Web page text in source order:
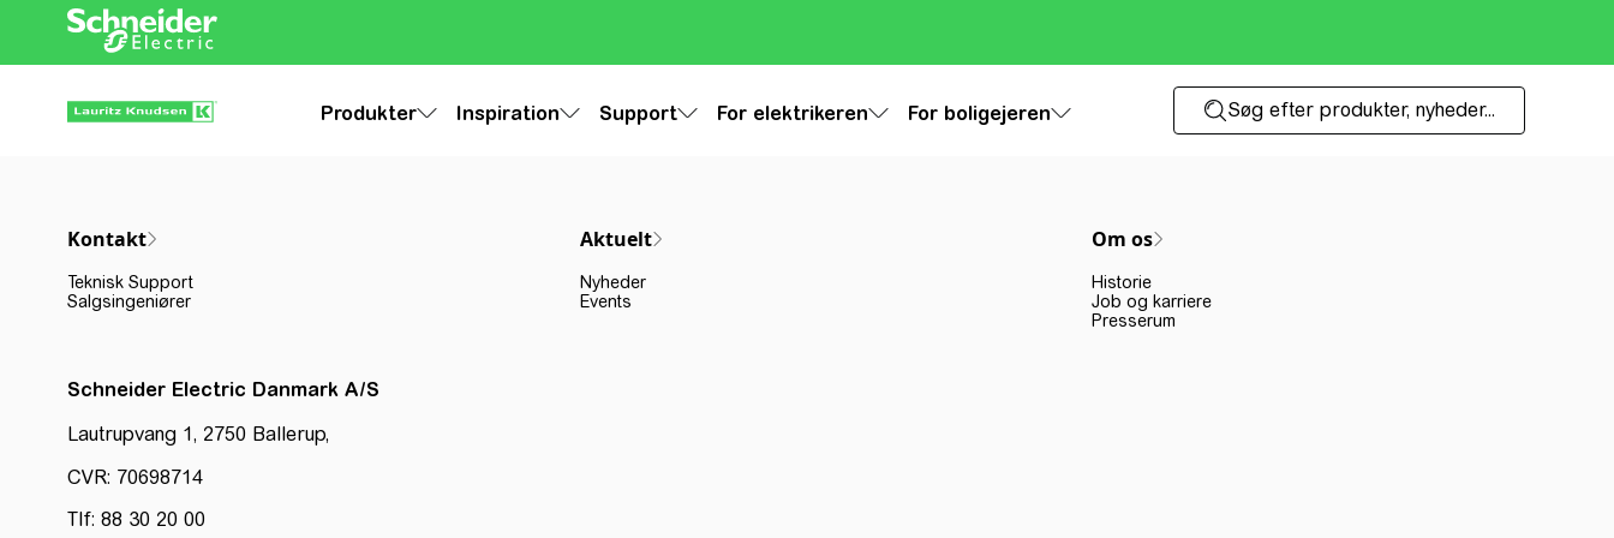
Produkter Inspiration Support For elektrikeren For boligejeren Søg efter produkter, nyheder...
Kontakt
Teknisk Support
Salgsingeniører
Aktuelt
Nyheder
Events
Om os
Historie
Job og karriere
Presserum
Schneider Electric Danmark A/S
Lautrupvang 1, 2750 Ballerup,
CVR: 70698714
Tlf: 88 30 20 00